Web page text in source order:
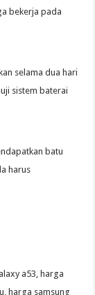
bekerja pada
selama dua hari
sistem baterai
batu
harus
a53, harga
harga samsung